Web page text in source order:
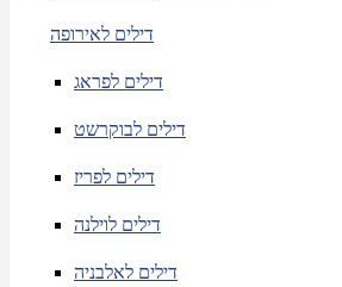
דילים לאירופה
דילים לפראג
דילים לבוקרשט
דילים לפריז
דילים לוילנה
דילים לאלבניה